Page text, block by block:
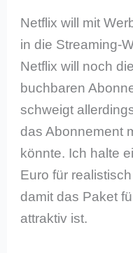
Netflix will mit
in die Streaming-
Netflix will noch
buchbaren
schweigt
das Abonnement
könnte. Ich halte
Euro für
damit das Paket
attraktiv ist.